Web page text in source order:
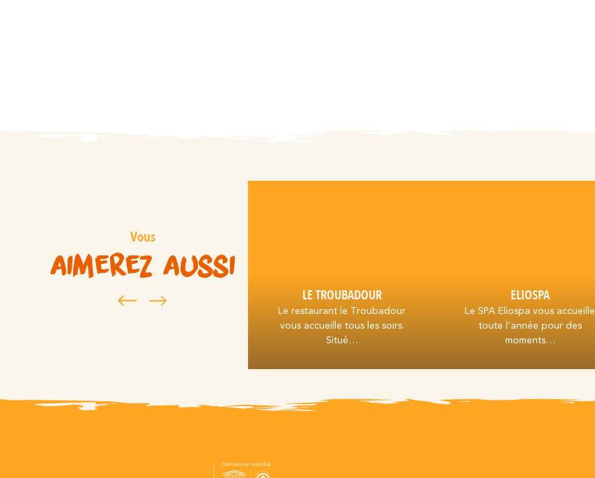
Vous
aimerez aussi
LE TROUBADOUR
Le restaurant le Troubadour
vous accueille tous les soirs.
Situé…
ELIOSPA
Le SPA Eliospa vous accueille
toute l’année pour des
moments…